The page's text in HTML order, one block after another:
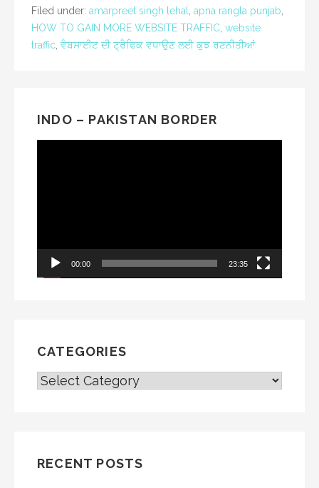
Filed under: amarpreet singh lehal apna rangla punjab
HOW TO GAIN MORE WEBSITE TRAFFIC website
traffic ਵੈਬਸਾਈਟ ਦੀ ਟ੍ਰੈਫਿਕ ਵਧਾਉਣ ਲਈ ਕੁਝ ਰਣਨੀਤੀਆਂ
INDO – PAKISTAN BORDER
00:00 23:35
CATEGORIES
CATEGORIES
RECENT POSTS